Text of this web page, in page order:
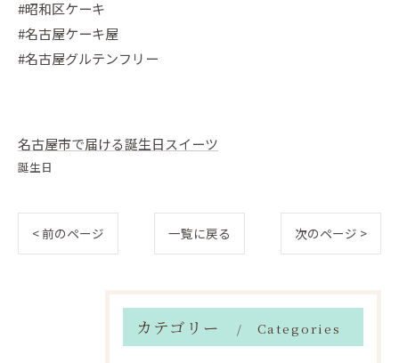
#昭和区ケーキ
#名古屋ケーキ屋
#名古屋グルテンフリー
名古屋市で届ける誕生日スイーツ
誕生日
< 前のページ 一覧に戻る 次のページ >
カテゴリー Categories